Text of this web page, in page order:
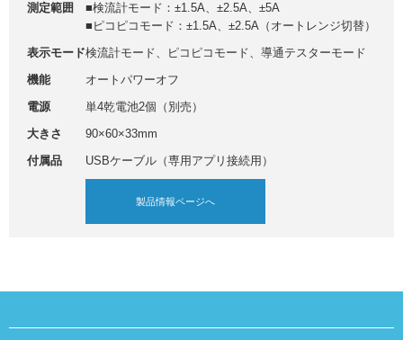
測定範囲
■検流計モード：±1.5A、±2.5A、±5A
■ピコピコモード：±1.5A、±2.5A（オートレンジ切替）
表示モード検流計モード、ピコピコモード、導通テスターモード
機能
オートパワーオフ
電源
単4乾電池2個（別売）
大きさ
90×60×33mm
付属品
USBケーブル（専用アプリ接続用）
製品情報ページへ